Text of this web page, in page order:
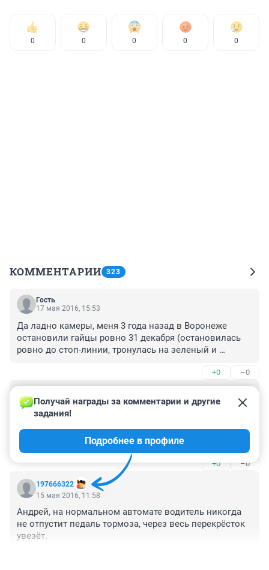
0 0 0 0 0
КОММЕНТАРИИ 323
Гость
17 мая 2016, 15:53
Да ладно камеры, меня 3 года назад в Воронеже
остановили гайцы ровно 31 декабря (остановилась
ровно до стоп-линии, тронулась на зеленый и
налево), т.к. я не местная начали разводить на бабло,
а когда поняли что облом, составили протокол в
котором я крупно написала несогласна и отправила
его с претензией на сайте ГИБДД, жду до сих пор
+0 –0
15 мая 2016, 22:24
Думаете это все для вашей безопасности делается?
Все это для того что бы последние деревянные с вас
высосать, уроды одним словом, да и ростелеком в
эти камеры ни копейки не вложил это про споры
выше (сам там работаю)
+0 –0
197666322
Получай награды за комментарии и другие
задания!
Подробнее в профиле
15 мая 2016, 11:58
Андрей, на нормальном автомате водитель никогда
не отпустит педаль тормоза, через весь перекрёсток
увезёт.